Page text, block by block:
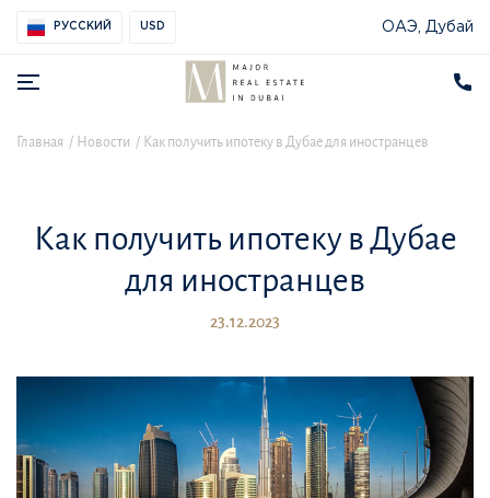
РУССКИЙ USD ОАЭ, Дубай
Главная Новости Как получить ипотеку в Дубае для иностранцев
Как получить ипотеку в Дубае
для иностранцев
23.12.2023